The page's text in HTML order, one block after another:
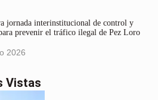
jornada interinstitucional de control y
prevenir el tráfico ilegal de Pez Loro
2026
Vistas